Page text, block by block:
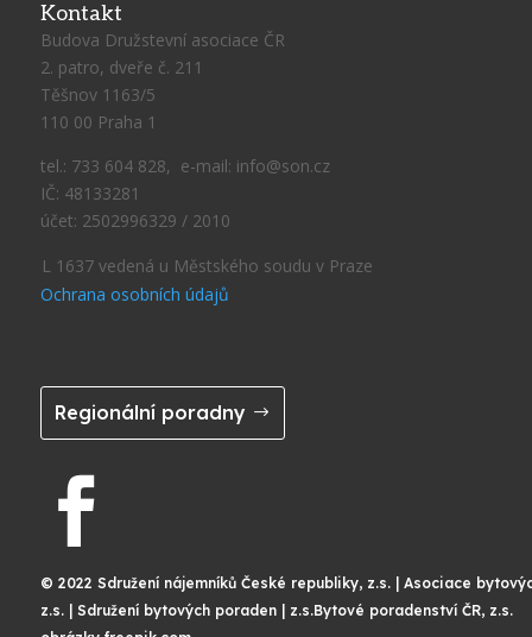
Kontakt
Budova Družstevní asociace ČR
2. patro, dveře č. 211
Těšnov 1163/5
110 00 Praha 1
tel.: 733 604 828, e-mail: info@son.cz
IČ: 48133281
účet: 2502996329 / 2010
L 1637 vedená u Městského soudu v Praze
Ochrana osobních údajů
Regionální poradny

© 2022 Sdružení nájemníků České republiky, z.s. | Asociace
z.s. | Sdružení bytových poraden | z.s.Bytové poradenství ČR, z.s.